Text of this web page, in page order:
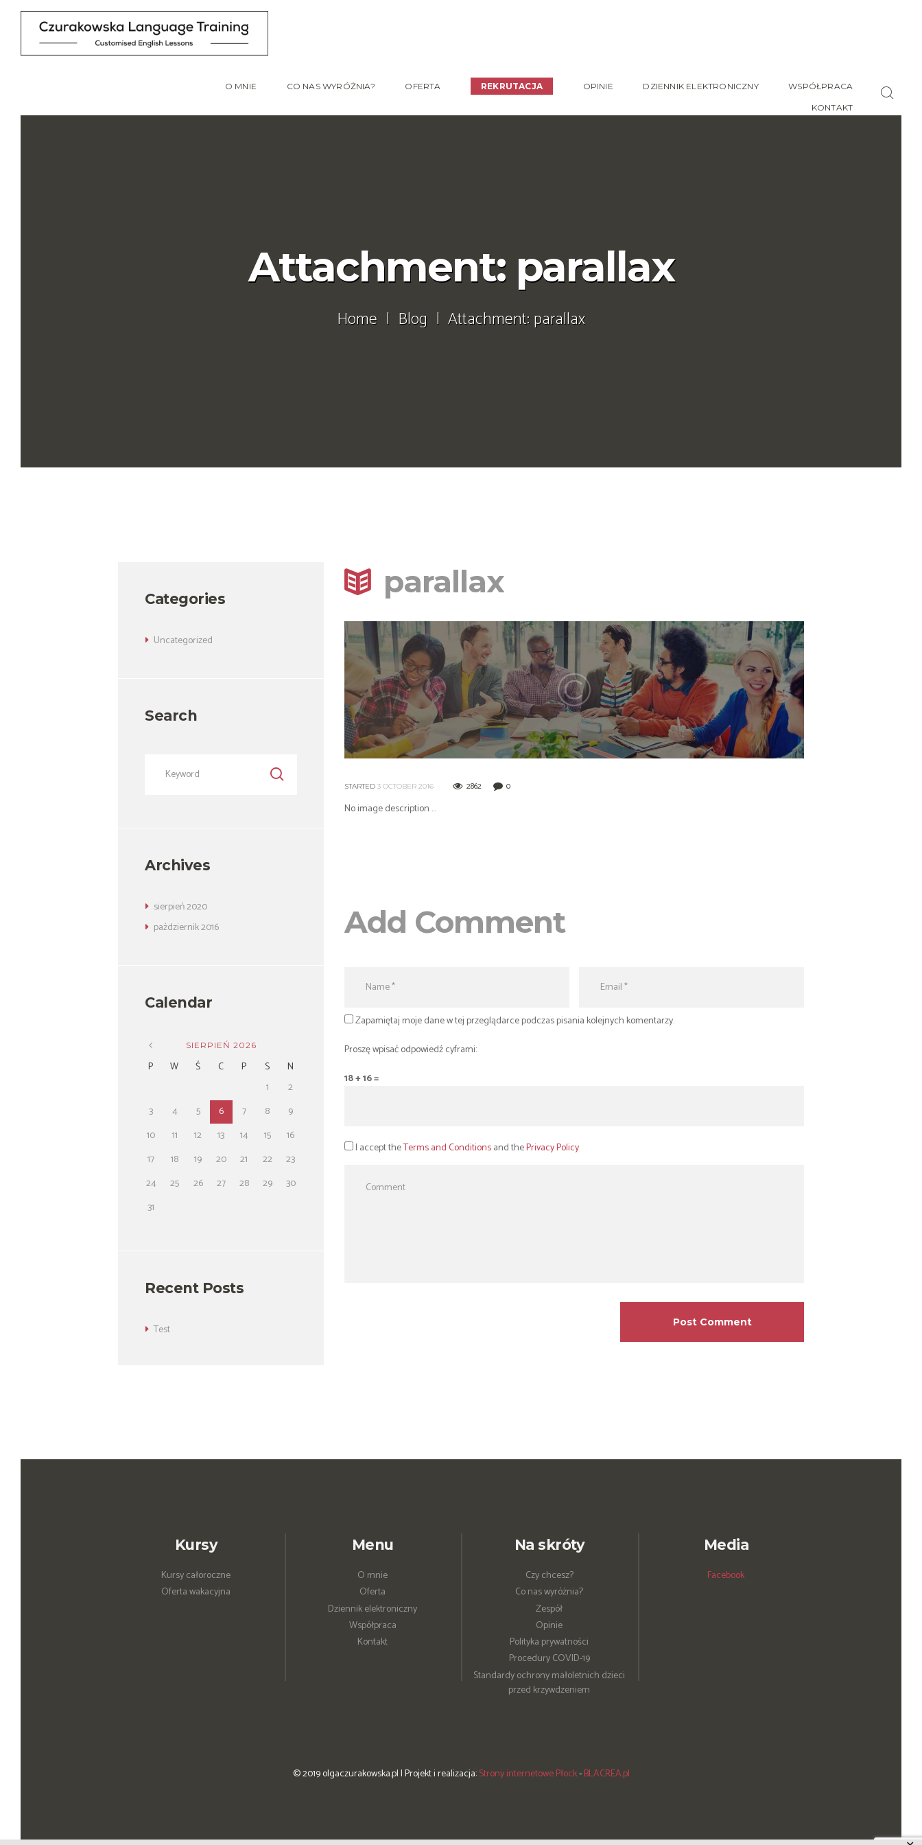
O MNIE CO NAS WYRÓŻNIA? OFERTA REKRUTACJA OPINIE DZIENNIK ELEKTRONICZNY WSPÓŁPRACA
KONTAKT
Attachment: parallax
Home Blog Attachment: parallax
parallax
STARTED 3 OCTOBER 2016 2862 0
No image description ...
Add Comment
Zapamiętaj moje dane w tej przeglądarce podczas pisania kolejnych komentarzy.
Proszę wpisać odpowiedź cyframi:
18 + 16 =
I accept theTerms and Conditionsand thePrivacy Policy
Categories
Uncategorized
Search
Archives
sierpień2020
październik2016
Calendar
SIERPIEŃ 2026
P W Ś C P S
N
1
2
3
4 5 6 7 8
9
10
11 12 13 14 15
16
17
18 19 20 21 22
23
24
25 26 27 28 29
30
31
Recent Posts
Test
Kursy
Kursy całoroczne
Oferta wakacyjna
Menu
O mnie
Oferta
Dziennik elektroniczny
Współpraca
Kontakt
Na skróty
Czy chcesz?
Co nas wyróżnia?
Zespół
Opinie
Polityka prywatności
Procedury COVID-19
Standardy ochrony małoletnich dzieci
przed krzywdzeniem
Media
Facebook
© 2019 olgaczurakowska.pl | Projekt i realizacja:Strony internetowe Płock-BLACREA.pl